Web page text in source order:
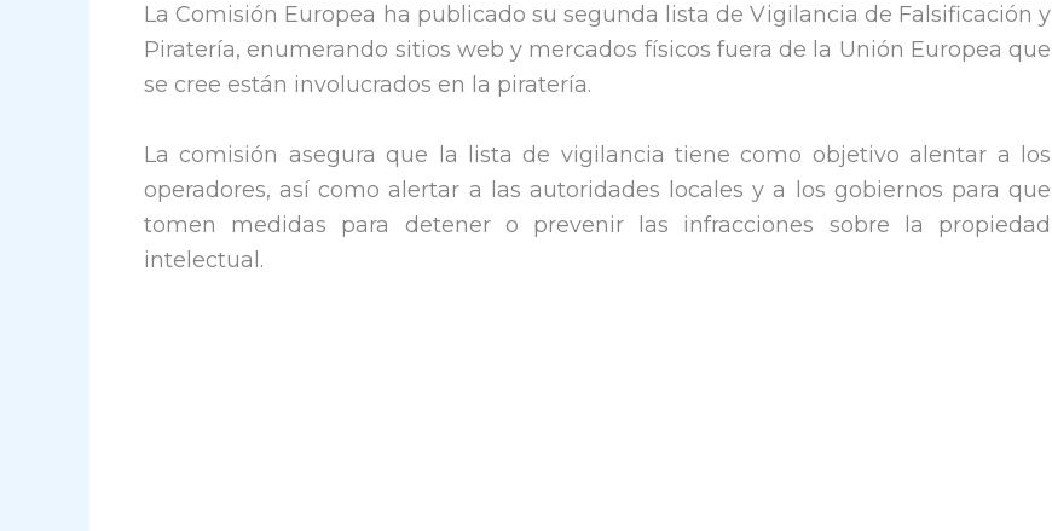
La Comisión Europea ha publicado su segunda lista de Vigilancia de Falsificación y
Piratería, enumerando sitios web y mercados físicos fuera de la Unión Europea que
se cree están involucrados en la piratería.
La comisión asegura que la lista de vigilancia tiene como objetivo alentar a los
operadores, así como alertar a las autoridades locales y a los gobiernos para que
tomen medidas para detener o prevenir las infracciones sobre la propiedad
intelectual.